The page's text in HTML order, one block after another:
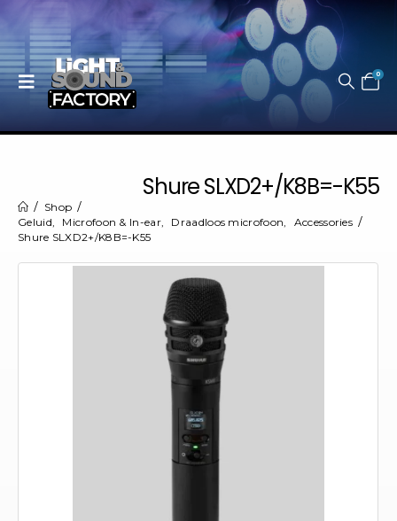
0
Shure SLXD2+/K8B=-K55
Shop
Geluid, Microfoon & In-ear, Draadloos microfoon,
Accessories
Shure SLXD2+/K8B=-K55